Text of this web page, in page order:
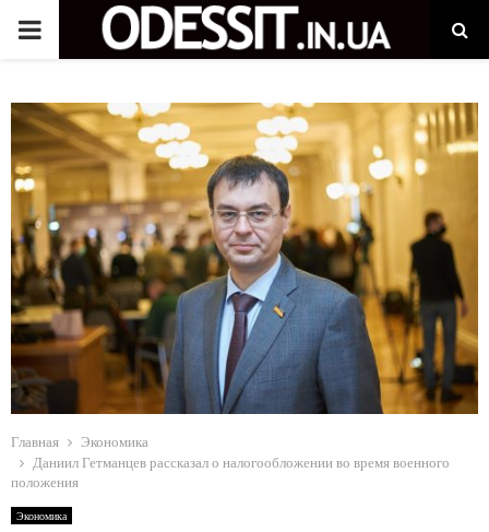
P
I
M
A
R
Y
M
E
Главная
Экономика
Даниил Гетманцев рассказал о налогообложении во время военного
положения
Экономика